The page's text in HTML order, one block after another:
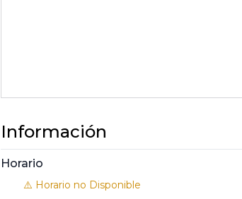
Información
Horario
⚠️ Horario no Disponible